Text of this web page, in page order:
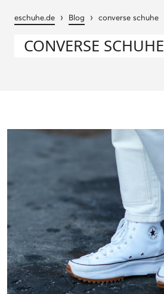
eschuhe.de › Blog › converse schuhe
CONVERSE SCHUHE